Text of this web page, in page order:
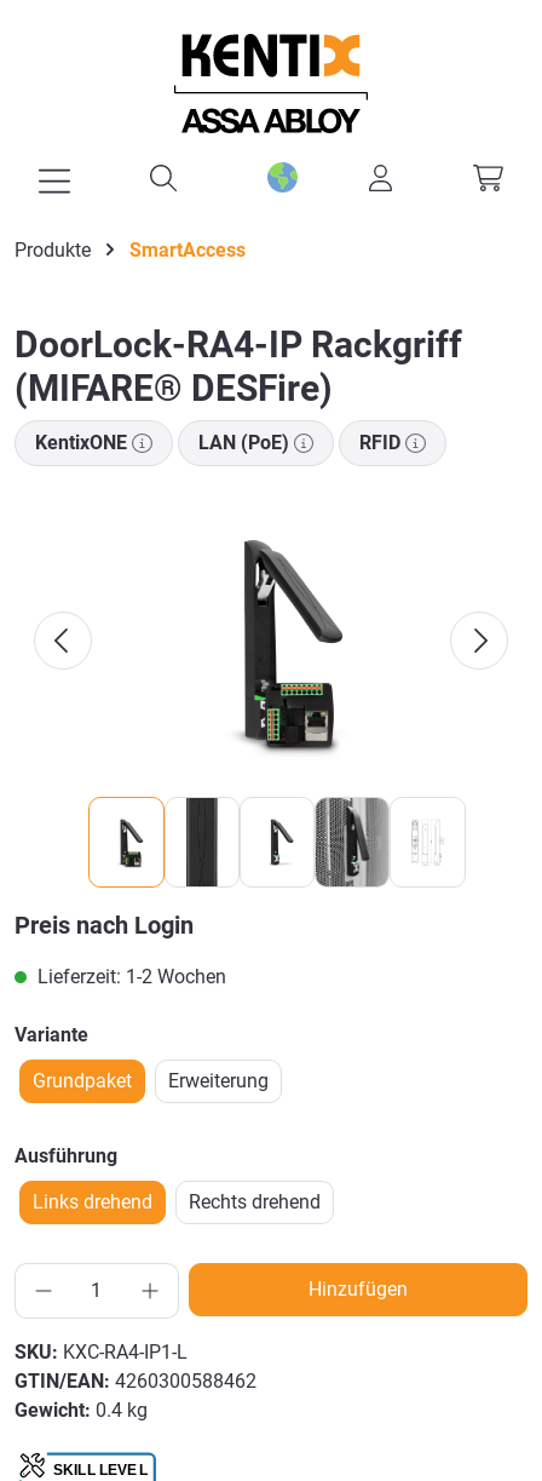
Produkte SmartAccess
DoorLock-RA4-IP Rackgriff
(MIFARE® DESFire)
KentixONE LAN (PoE) RFID
Preis nach Login
Lieferzeit: 1-2 Wochen
Variante
Grundpaket
Erweiterung
Ausführung
Links drehend
Rechts drehend
Hinzufügen
SKU: KXC-RA4-IP1-L
GTIN/EAN: 4260300588462
Gewicht: 0.4 kg